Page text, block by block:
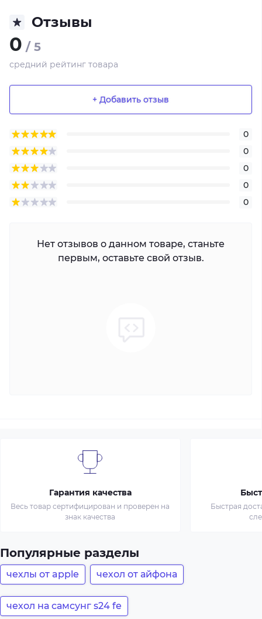
Отзывы
0 / 5
средний рейтинг товара
+ Добавить отзыв
0
0
0
0
0
Нет отзывов о данном товаре, станьте
первым, оставьте свой отзыв.
Гарантия качества
Весь товар сертифицирован и проверен на
знак качества
Быстрая
Популярные разделы
чехлы от apple чехол от айфона
чехол на самсунг s24 fe